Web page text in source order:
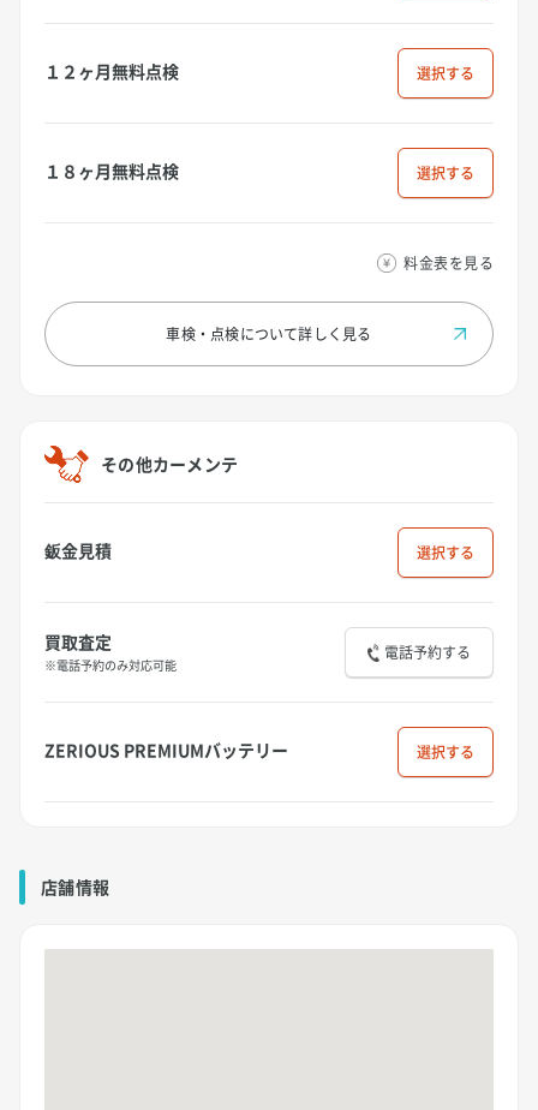
１２ヶ月無料点検 選択
１８ヶ月無料点検 選択
料金表を見る
車検・点検について詳しく見る
その他カーメンテ
鈑金見積 選択
買取査定
※電話予約のみ対応可能
電話予約する
ZERIOUS PREMIUMバッテリー 選択
店舗情報